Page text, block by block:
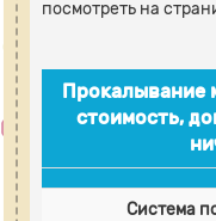
посмотреть на
Прокалывание
стоимость,
Система